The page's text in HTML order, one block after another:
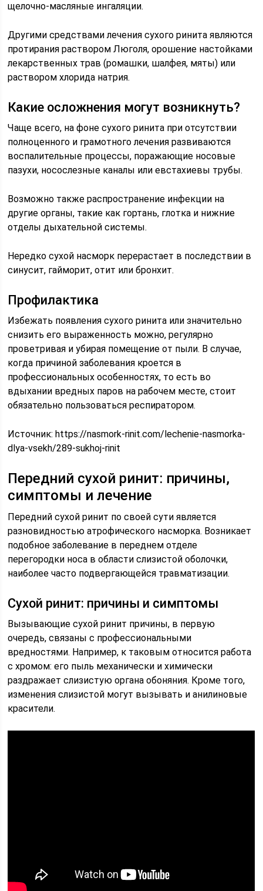
щелочно-масляные ингаляции.
Другими средствами лечения сухого ринита являются
протирания раствором Люголя, орошение настойками
лекарственных трав (ромашки, шалфея, мяты) или
раствором хлорида натрия.
Какие осложнения могут возникнуть?
Чаще всего, на фоне сухого ринита при отсутствии
полноценного и грамотного лечения развиваются
воспалительные процессы, поражающие носовые
пазухи, носослезные каналы или евстахиевы трубы.
Возможно также распространение инфекции на
другие органы, такие как гортань, глотка и нижние
отделы дыхательной системы.
Нередко сухой насморк перерастает в последствии в
синусит, гайморит, отит или бронхит.
Профилактика
Избежать появления сухого ринита или значительно
снизить его выраженность можно, регулярно
проветривая и убирая помещение от пыли. В случае,
когда причиной заболевания кроется в
профессиональных особенностях, то есть во
вдыхании вредных паров на рабочем месте, стоит
обязательно пользоваться респиратором.
Источник:https://nasmork-rinit.com/lechenie-nasmorka-
dlya-vsekh/289-sukhoj-rinit
Передний сухой ринит: причины,
симптомы и лечение
Передний сухой ринит по своей сути является
разновидностью атрофического насморка. Возникает
подобное заболевание в переднем отделе
перегородки носа в области слизистой оболочки,
наиболее часто подвергающейся травматизации.
Сухой ринит: причины и симптомы
Вызывающие сухой ринит причины, в первую
очередь, связаны с профессиональными
вредностями. Например, к таковым относится работа
с хромом: его пыль механически и химически
раздражает слизистую органа обоняния. Кроме того,
изменения слизистой могут вызывать и анилиновые
красители.